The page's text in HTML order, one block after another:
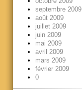
septembre 2009
août 2009
juillet 2009
juin 2009
mai 2009
avril 2009
mars 2009
février 2009
0